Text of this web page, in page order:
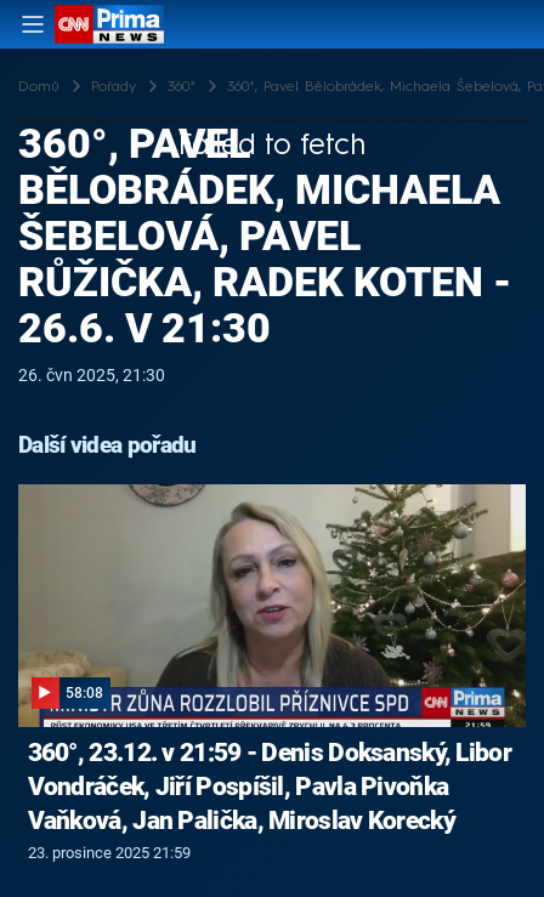
Domů Pořady 360° 360°, Pavel Bělobrádek, Michaela Šebelová,
Failed to fetch
360°, PAVEL
BĚLOBRÁDEK, MICHAELA
ŠEBELOVÁ, PAVEL
RŮŽIČKA, RADEK KOTEN -
26.6. V 21:30
26. čvn 2025, 21:30
Další videa pořadu
58:08
360°, 23.12. v 21:59 - Denis Doksanský, Libor
Vondráček, Jiří Pospíšil, Pavla Pivoňka
Vaňková, Jan Palička, Miroslav Korecký
23. prosince 2025 21:59